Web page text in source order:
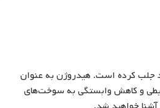
جلب کرده است. هیدروژن به عنوان
و کاهش وابستگی به سوخت‌های